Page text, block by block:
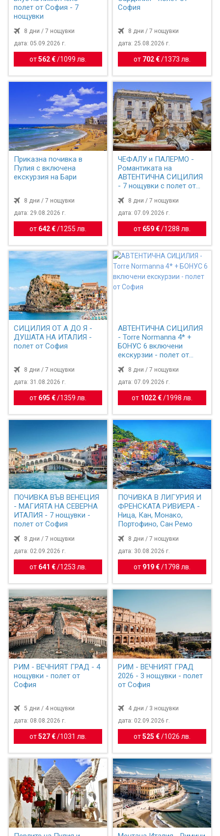
полет от София - 7
нощувки
8 дни / 7 нощувки
дата: 05.09.2026 г.
от562 € / 1099 лв.
София
8 дни / 7 нощувки
дата: 25.08.2026 г.
от 702 €/ 1373 лв.
Приказна почивка в
Пулия с включена
екскурзия на Бари
8 дни / 7 нощувки
дата: 29.08.2026 г.
от 642 € / 1255 лв.
ЧЕФАЛУ и ПАЛЕРМО -
Романтиката на
АВТЕНТИЧНА СИЦИЛИЯ
- 7 нощувки с полет от
8 дни / 7 нощувки
дата: 07.09.2026 г.
от 659 €/ 1288 лв.
СИЦИЛИЯ ОТ А ДО Я -
ДУШАТА НА ИТАЛИЯ -
полет от София
8 дни / 7 нощувки
дата: 31.08.2026 г.
от 695 € / 1359 лв.
АВТЕНТИЧНА СИЦИЛИЯ
- Torre Normanna 4* +
БОНУС 6 включени
екскурзии - полет от
8 дни / 7 нощувки
дата: 07.09.2026 г.
от 1022 €/ 1998 лв.
ПОЧИВКА ВЪВ ВЕНЕЦИЯ
- МАГИЯТА НА СЕВЕРНА
ИТАЛИЯ - 7 нощувки -
полет от София
8 дни / 7 нощувки
дата: 02.09.2026 г.
от 641 € / 1253 лв.
ПОЧИВКА В ЛИГУРИЯ И
ФРЕНСКАТА РИВИЕРА -
Ница, Кан, Монако,
Портофино, Сан Ремо
8 дни / 7 нощувки
дата: 30.08.2026 г.
от 919 €/ 1798 лв.
РИМ - ВЕЧНИЯТ ГРАД - 4
нощувки - полет от
София
5 дни / 4 нощувки
дата: 08.08.2026 г.
от527 € / 1031 лв.
РИМ - ВЕЧНИЯТ ГРАД
2026 - 3 нощувки - полет
от София
4 дни / 3 нощувки
дата: 02.09.2026 г.
от525 €/ 1026 лв.